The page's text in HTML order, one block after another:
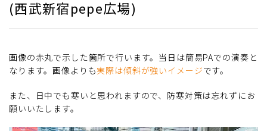
(西武新宿pepe広場)
画像の赤丸で示した箇所で行います。当日は簡易PAでの演奏と
なります。画像よりも実際は傾斜が強いイメージです。
また、日中でも寒いと思われますので、防寒対策は忘れずにお
願いいたします。